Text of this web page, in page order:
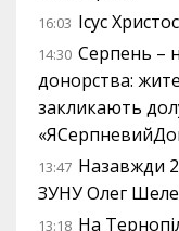
16:03 Ісус
14:30 Серпень –
донорства:
закликають
13:47 Назавжди
ЗУНУ Олег
13:18 На